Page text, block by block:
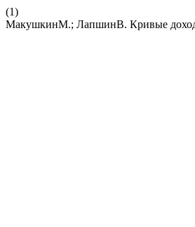
(1)
МакушкинМ.; ЛапшинВ. Кривые